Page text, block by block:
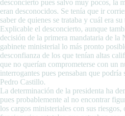
desconcierto pues salvo muy pocos, la
eran desconocidos. Se tenía que ir
saber de quienes se trataba y cuál era
Explicable el desconcierto, aunque
decisión de la primera mandataria de la
gabinete ministerial lo más pronto
desconfianza de los que tenían altas
que no querían comprometerse con un
interrogantes pues pensaban que
Pedro Castillo.
La determinación de la presidenta ha
pues probablemente al no encontrar
los cargos ministeriales con sus